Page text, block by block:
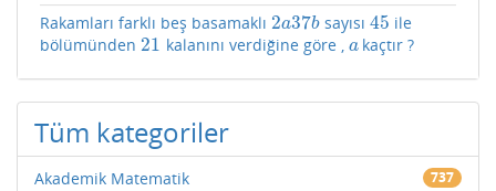
Rakamları farklı beş basamaklı 2a37b
2a37bsayısı 45
45 ile
bölümünden 21
21 kalanını verdiğine göre , a
akaçtır ?
Tüm kategoriler
Akademik Matematik 737